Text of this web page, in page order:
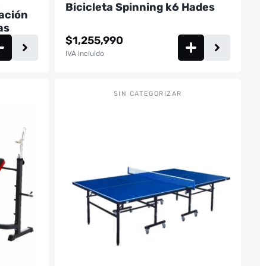
Bicicleta Spinning k6 Hades
$1,255,990
IVA incluido
SIN CATEGORIZAR